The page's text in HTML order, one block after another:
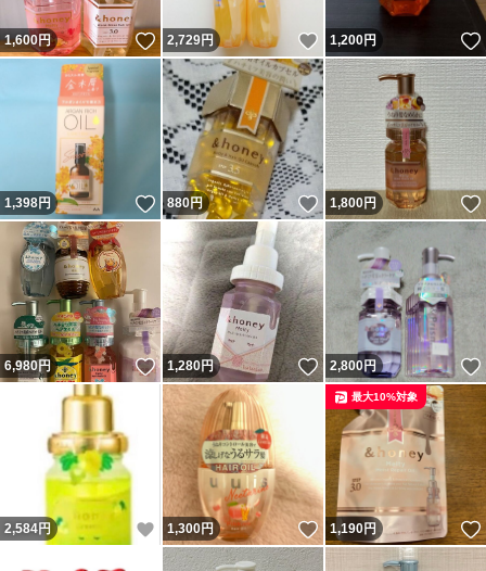
1,600円 いいね！
2,729円 いいね！
1,200円
1,398円 いいね！
880円 いいね！
1,800円
6,980円 いいね！
1,280円 いいね！
2,800円
2,584円 いいね！
1,300円 いいね！
1,190円
最大10%対象